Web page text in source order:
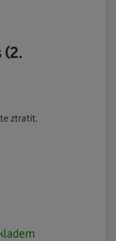
(2.
ztratit.